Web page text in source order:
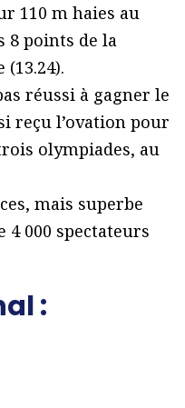
110 m haies au
8 points de la
réussi à gagner le
reçu l’ovation pour
olympiades, au
mais superbe
4 000 spectateurs
: